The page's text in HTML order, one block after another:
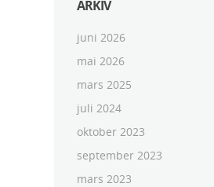
ARKIV
juni 2026
mai 2026
mars 2025
juli 2024
oktober 2023
september 2023
mars 2023